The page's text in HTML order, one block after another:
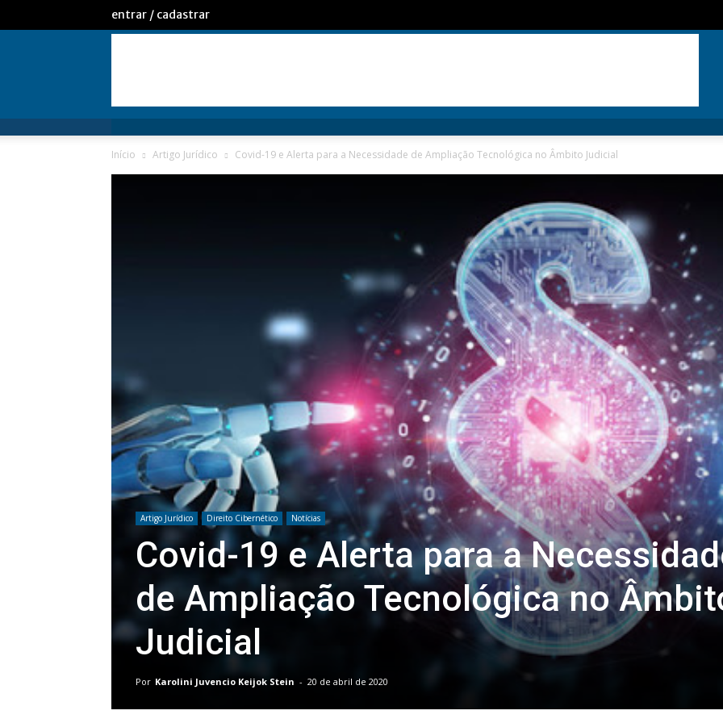
entrar / cadastrar
Início Artigo Jurídico Covid-19 e Alerta para a Necessidade de Ampliação Tecnológica no Âmbito Judicial
Artigo Jurídico Direito Cibernético Notícias
Covid-19 e Alerta para a
de Ampliação Tecnológica no
Judicial
Por Karolini Juvencio Keijok Stein - 20 de abril de 2020